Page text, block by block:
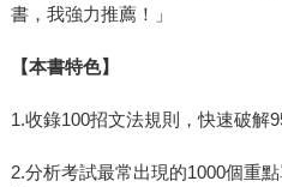
書，我強力推薦！」
【本書特色】
1.收錄100招文法規則，快速破解
2.分析考試最常出現的1000個重